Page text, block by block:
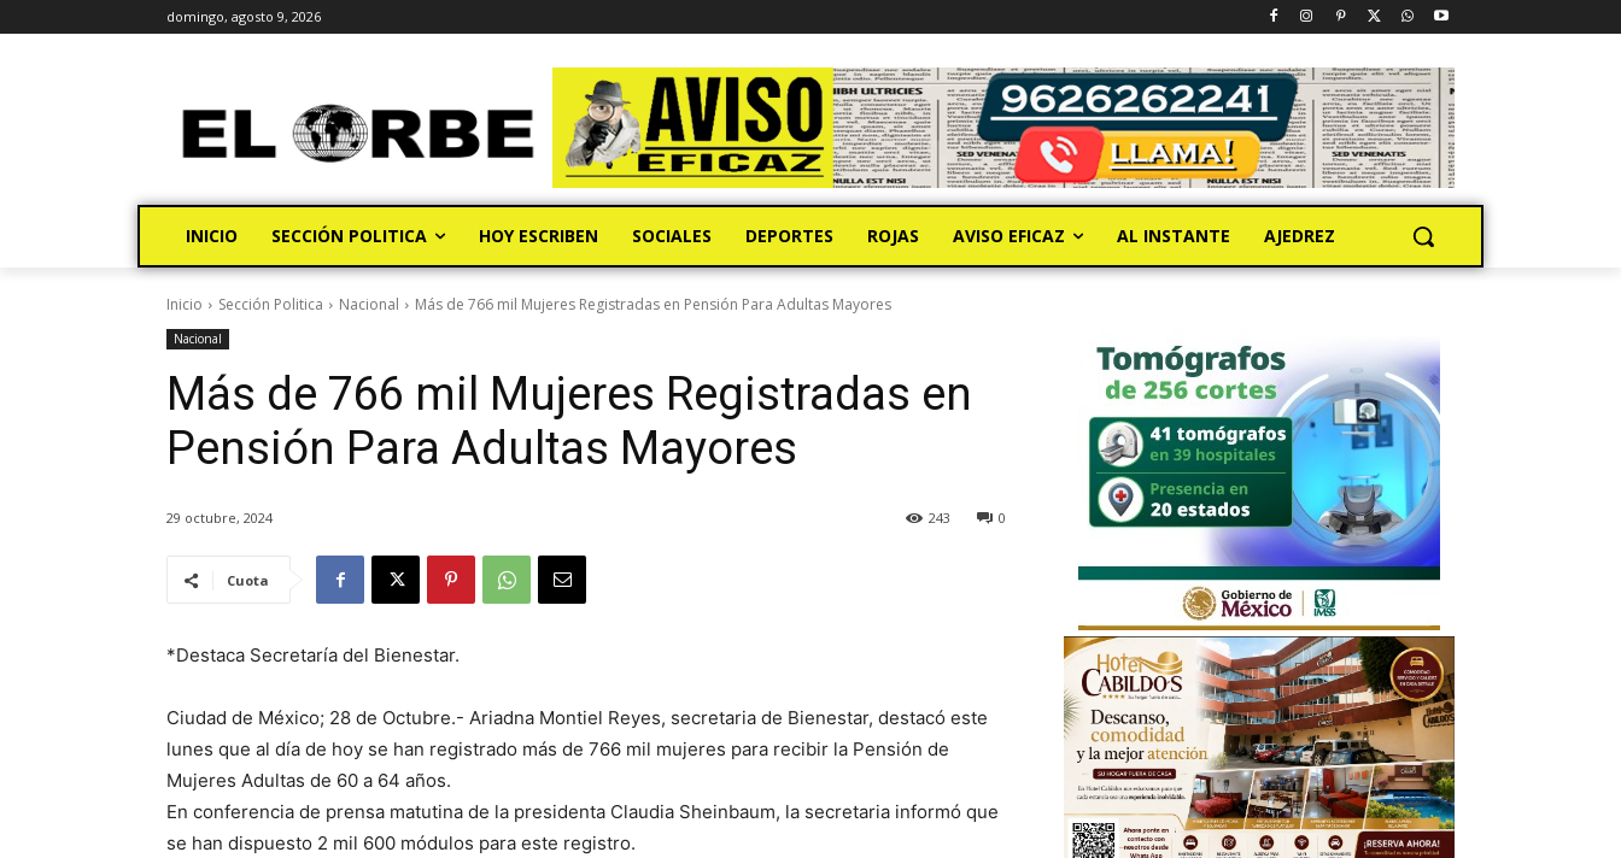
domingo, agosto 9, 2026
INICIO SECCIÓN POLITICA HOY ESCRIBEN SOCIALES DEPORTES ROJAS AVISO EFICAZ AL INSTANTE AJEDREZ
Inicio Sección Politica Nacional Más de 766 mil Mujeres Registradas en Pensión Para Adultas Mayores
Nacional
Más de 766 mil Mujeres Registradas en
Pensión Para Adultas Mayores
29 octubre, 2024 0
243
Cuota
*Destaca Secretaría del Bienestar.
Ciudad de México; 28 de Octubre.- Ariadna Montiel Reyes, secretaria de Bienestar, destacó este
lunes que al día de hoy se han registrado más de 766 mil mujeres para recibir la Pensión de
Mujeres Adultas de 60 a 64 años.
En conferencia de prensa matutina de la presidenta Claudia Sheinbaum, la secretaria informó que
se han dispuesto 2 mil 600 módulos para este registro.